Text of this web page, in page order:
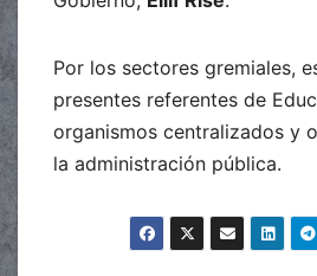
Por los sectores gremiales,
presentes referentes de
organismos centralizados y
la administración pública.